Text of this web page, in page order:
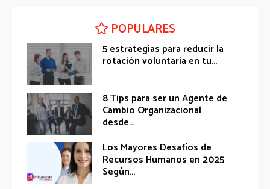
POPULARES
5 estrategias para reducir la
rotación voluntaria en tu...
8 Tips para ser un Agente de
Cambio Organizacional
desde...
Los Mayores Desafíos de
Recursos Humanos en 2025
Según...